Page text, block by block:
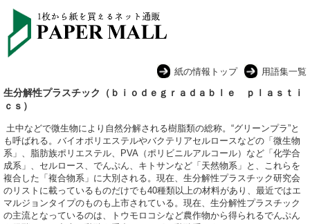
紙の情報トップ 用語集一覧
生分解性プラスチック（ｂｉｏｄｅｇｒａｄａｂｌｅ ｐｌａｓｔｉ
ｃｓ）
土中などで微生物により自然分解される樹脂類の総称。“グリーンプラ”と
も呼ばれる。バイオポリエステルやバクテリアセルロースなどの「微生物
系」、脂肪族ポリエステル、PVA（ポリビニルアルコール）など「化学合
成系」、セルロース、でんぷん、キトサンなど「天然物系」と、これらを
複合した「複合物系」に大別される。現在、生分解性プラスチック研究会
のリストに載っているものだけでも40種類以上の材料があり、最近ではエ
マルジョンタイプのものも上市されている。現在、生分解性プラスチック
の主流となっているのは、トウモロコシなど農作物から得られるでんぷん